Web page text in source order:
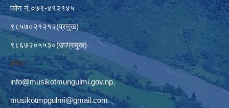
फोन नं.०७९-४१२१४५
९८५७०२१२१२(प्रमुख)
९८६७२०५५३०(उपप्रमुख)
इमेलः–
info@musikotmungulmi.gov.np,
musikotmpgulmi@gmail.com